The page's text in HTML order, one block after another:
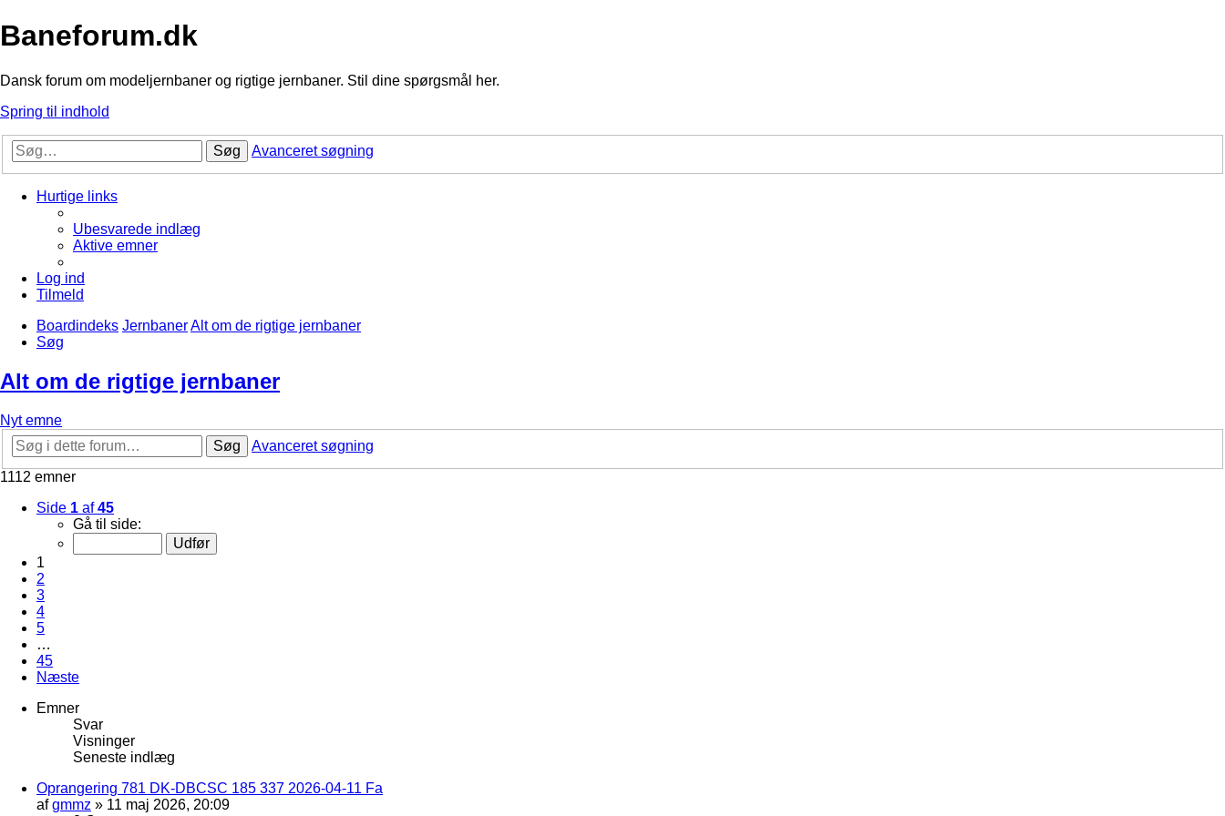
Baneforum.dk
Dansk forum om modeljernbaner og rigtige jernbaner. Stil dine spørgsmål her.
Spring til indhold
Søg Avanceret søgning
Hurtige links
Ubesvarede indlæg
Aktive emner
Log ind
Tilmeld
Boardindeks JernbanerAlt om de rigtige jernbaner
Søg
Alt om de rigtige jernbaner
Nyt emne
Søg
Avanceret søgning
1112 emner
Side 1 af45
Gå til side:
1
2
3
4
5
…
45
Næste
Emner
Svar
Visninger
Seneste indlæg
Oprangering 781 DK-DBCSC 185 337 2026-04-11 Fa
afgmmz » 11 maj 2026, 20:09